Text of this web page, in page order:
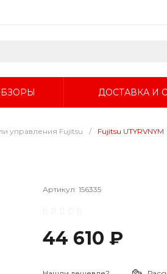
ДОСТАВКА И
управления Fujitsu / Fujitsu UTYRVNYM
Артикул: 156335
44 610 ₽